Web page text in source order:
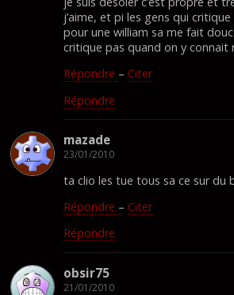
j’aime, et pi les gens qui
pour une william sa me fait
critique pas quand on y connait
Répondre – Citer
Répondre
mazade
23/01/2010
ta clio les tue tous sa ce sur du
Répondre – Citer
Répondre
obsir75
21/01/2010